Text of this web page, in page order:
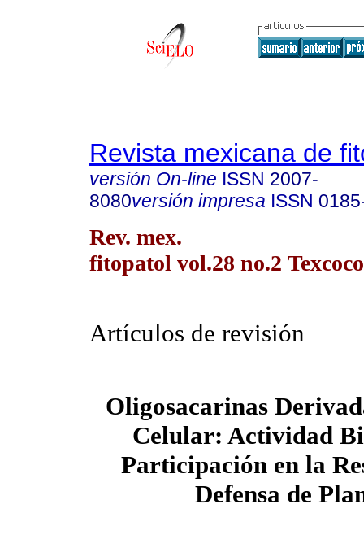
Revista mexicana de
versión On-line ISSN 2007-
8080versión impresa ISSN
Rev. mex.
fitopatol vol.28 no.2
Artículos de revisión
Oligosacarinas
Celular: Actividad
Participación en la
Defensa de